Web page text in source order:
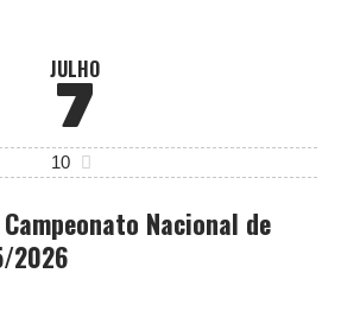
JULHO
7
10
Nacional de
2026